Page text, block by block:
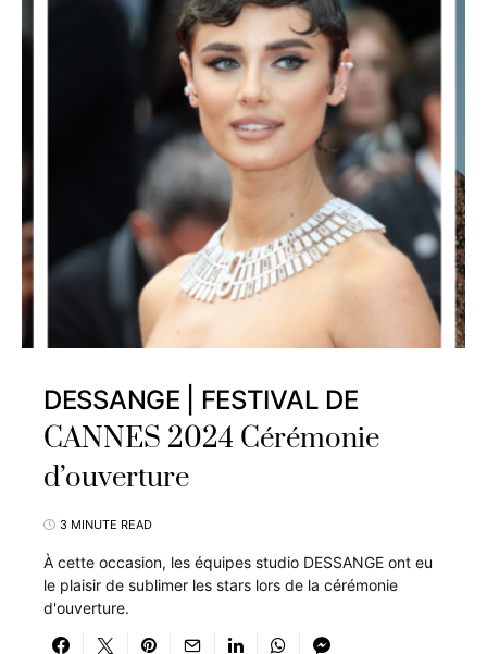
DESSANGE | FESTIVAL DE
CANNES 2024 Cérémonie
d’ouverture
3 MINUTE READ
À cette occasion, les équipes studio DESSANGE ont eu
le plaisir de sublimer les stars lors de la cérémonie
d'ouverture.